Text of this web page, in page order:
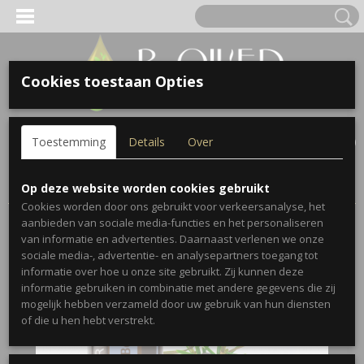
Inloggen Registreren
(0)
Home >Single Oils>Juniper Berry
Cookies toestaan Opties
Toestemming Details Over
Op deze website worden cookies gebruikt
Cookies worden door ons gebruikt voor verkeersanalyse, het
aanbieden van sociale media-functies en het personaliseren
van informatie en advertenties. Daarnaast verlenen we onze
sociale media-, advertentie- en analysepartners toegang tot
informatie over hoe u onze site gebruikt. Zij kunnen deze
informatie gebruiken in combinatie met andere gegevens die zij
mogelijk hebben verzameld door uw gebruik van hun diensten
of die u hen hebt verstrekt.